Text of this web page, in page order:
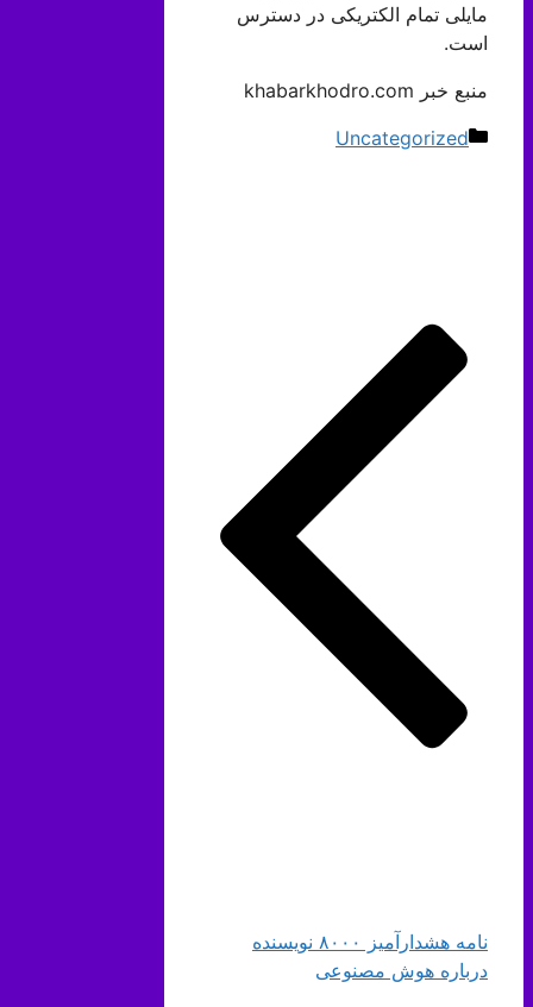
مایلی تمام الکتریکی در دسترس
است.
منبع خبر khabarkhodro.com
دسته‌ها
Uncategorized
نامه هشدارآمیز ۸۰۰۰ نویسنده
درباره هوش مصنوعی